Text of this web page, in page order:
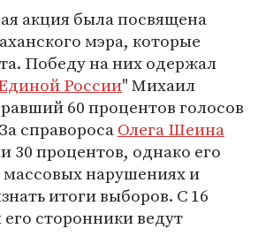
акция была посвящена
мэра, которые
Победу на них одержал
России" Михаил
60 процентов голосов
справоросаОлега Шеина
30 процентов, однако его
массовых нарушениях и
итоги выборов. С 16
сторонники ведут